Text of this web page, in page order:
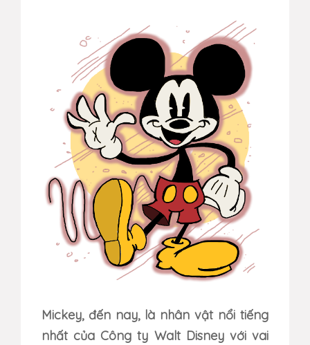
Mickey, đến nay, là nhân vật nổi tiếng
nhất của Công ty Walt Disney với vai